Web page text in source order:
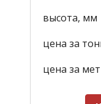
высота, мм
цена за
цена за